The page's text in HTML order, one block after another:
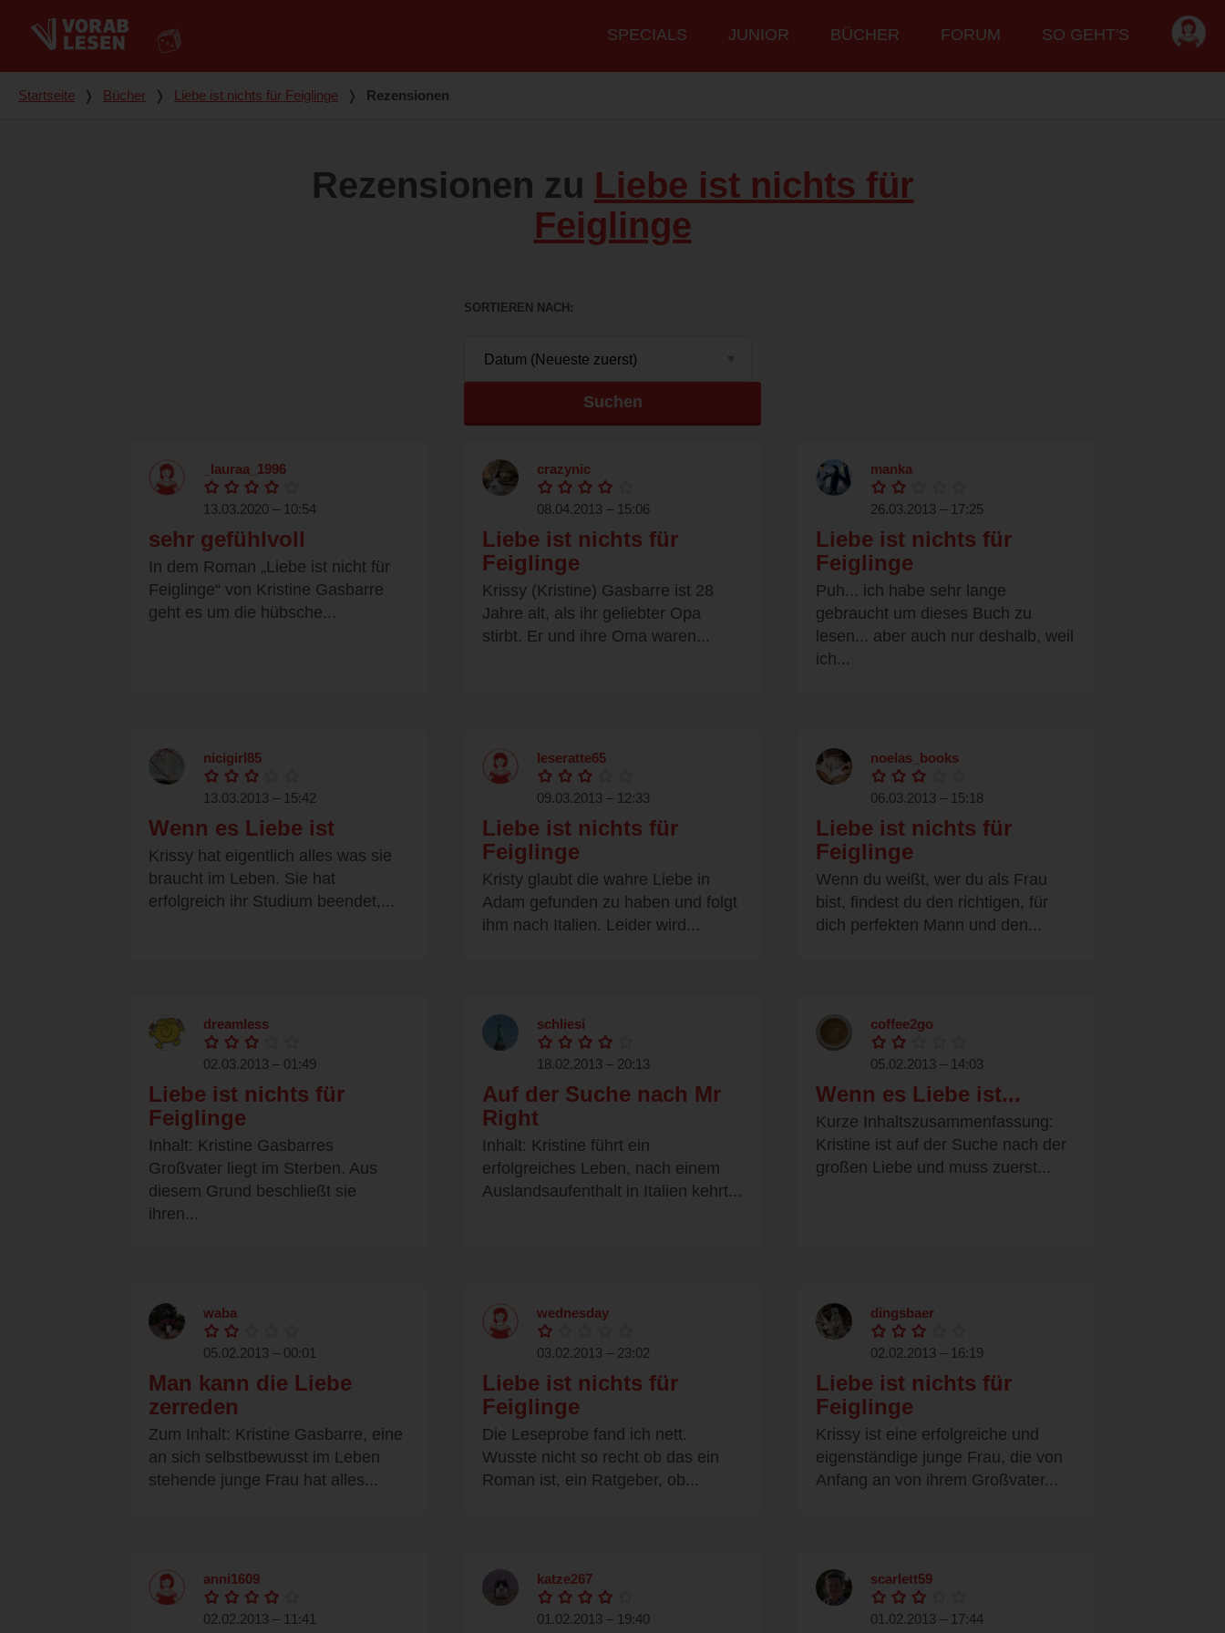
Hauptmenü
SPECIALS JUNIOR BÜCHER FORUM SO GEHT'S
Du bist hier
Startseite ❭ Bücher ❭ Liebe ist nichts für Feiglinge ❭ Rezensionen
Rezensionen zu Liebe ist nichts für
Feiglinge
SORTIEREN NACH
Suchen
_lauraa_1996
13.03.2020 – 10:54
sehr gefühlvoll
In dem Roman „Liebe ist nicht für
Feiglinge“ von Kristine Gasbarre
geht es um die hübsche...
crazynic
08.04.2013 – 15:06
Liebe ist nichts für
Feiglinge
Krissy (Kristine) Gasbarre ist 28
Jahre alt, als ihr geliebter Opa
stirbt. Er und ihre Oma waren...
manka
26.03.2013 – 17:25
Liebe ist nichts für
Feiglinge
Puh... ich habe sehr lange
gebraucht um dieses Buch zu
lesen... aber auch nur deshalb, weil
ich...
nicigirl85
13.03.2013 – 15:42
Wenn es Liebe ist
Krissy hat eigentlich alles was sie
braucht im Leben. Sie hat
erfolgreich ihr Studium beendet,...
leseratte65
09.03.2013 – 12:33
Liebe ist nichts für
Feiglinge
Kristy glaubt die wahre Liebe in
Adam gefunden zu haben und folgt
ihm nach Italien. Leider wird...
noelas_books
06.03.2013 – 15:18
Liebe ist nichts für
Feiglinge
Wenn du weißt, wer du als Frau
bist, findest du den richtigen, für
dich perfekten Mann und den...
dreamless
02.03.2013 – 01:49
Liebe ist nichts für
Feiglinge
Inhalt: Kristine Gasbarres
Großvater liegt im Sterben. Aus
diesem Grund beschließt sie
ihren...
schliesi
18.02.2013 – 20:13
Auf der Suche nach Mr
Right
Inhalt: Kristine führt ein
erfolgreiches Leben, nach einem
Auslandsaufenthalt in Italien kehrt...
coffee2go
05.02.2013 – 14:03
Wenn es Liebe ist...
Kurze Inhaltszusammenfassung:
Kristine ist auf der Suche nach der
großen Liebe und muss zuerst...
waba
05.02.2013 – 00:01
Man kann die Liebe
zerreden
Zum Inhalt: Kristine Gasbarre, eine
an sich selbstbewusst im Leben
stehende junge Frau hat alles...
wednesday
03.02.2013 – 23:02
Liebe ist nichts für
Feiglinge
Die Leseprobe fand ich nett.
Wusste nicht so recht ob das ein
Roman ist, ein Ratgeber, ob...
dingsbaer
02.02.2013 – 16:19
Liebe ist nichts für
Feiglinge
Krissy ist eine erfolgreiche und
eigenständige junge Frau, die von
Anfang an von ihrem Großvater...
anni1609
02.02.2013 – 11:41
katze267
01.02.2013 – 19:40
scarlett59
01.02.2013 – 17:44